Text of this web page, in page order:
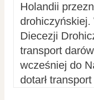
Holandii
drohiczyńskiej.
Diecezji
transport
wcześniej do
dotarł